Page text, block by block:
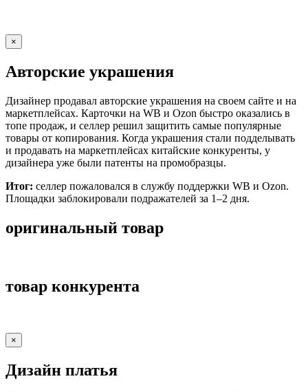
×
Авторские украшения
Дизайнер продавал авторские украшения на своем сайте и на
маркетплейсах. Карточки на WB и Ozon быстро оказались в
топе продаж, и селлер решил защитить самые популярные
товары от копирования. Когда украшения стали подделывать
и продавать на маркетплейсах китайские конкуренты, у
дизайнера уже были патенты на промобразцы.
Итог: селлер пожаловался в службу поддержки WB и Ozon.
Площадки заблокировали подражателей за 1–2 дня.
оригинальный товар
товар конкурента
×
Дизайн платья